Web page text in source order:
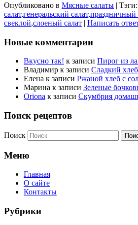
Опубликовано в Мясные салаты | Тэги:
салат,генеральский салат,праздничный
свеклой,слоеный салат | Написать
Новые комментарии
Вкусно так! к записи Пирог из
Владимир к записи Сладкий
Елена к записи Ржаной хлеб с
Марина к записи Зеленые
Oriona к записи Скумбрия
Поиск рецептов
Поиск
Меню
Главная
О сайте
Контакты
Рубрики